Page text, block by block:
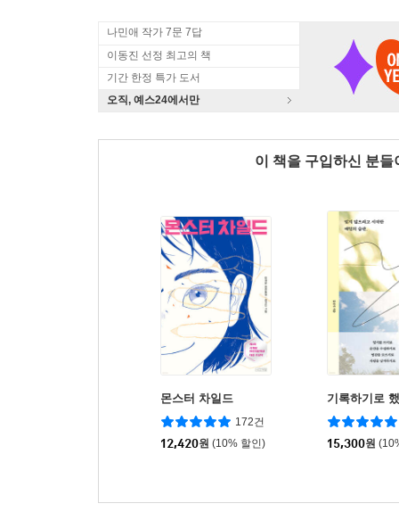
나민애 작가 7문 7답
이동진 선정 최고의 책
기간 한정 특가 도서
오직, 예스24에서만
이 책을 구입하신 분
몬스터 차일드
172건
12,420원 (10% 할인)
기록하기로
15,300원